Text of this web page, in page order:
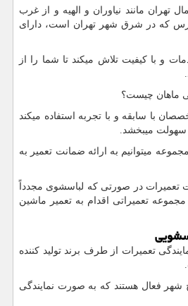
تهران مانند نیاوران و الهیه و از غرب
که در شرق شهر تهران است، دارای
و با کیفیت تلاش میکند تا شما را از
ماهان چیست؟
با سابقه و با تجربه استفاده میکند
سهولت میبخشد.
میتوانیم به ارائه ضمانت تعمیر به
تعمیرات در صورتی که لباسشوی مجدداً
تعمیراتی اقدام به تعمیر ماشین
تعمیرات از طرف برند تولید کننده
شهر فعال هستند که به صورت نمایندگی